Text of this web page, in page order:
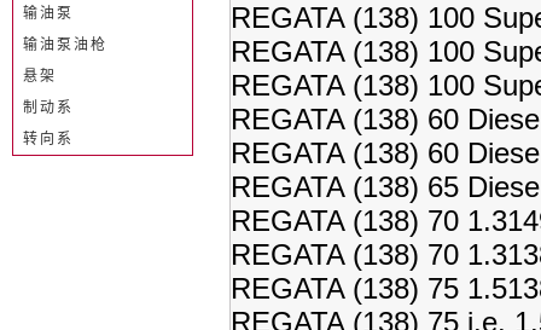
REGATA (138) 100
REGATA (138) 100
REGATA (138) 100
REGATA (138) 60
REGATA (138) 60
REGATA (138) 65
REGATA (138) 70
REGATA (138) 70
REGATA (138) 75
REGATA (138) 75 i.e.
输油泵
输油泵油枪
悬架
制动系
转向系